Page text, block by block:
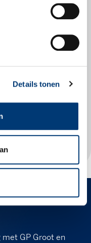
Details tonen
GP Groot en